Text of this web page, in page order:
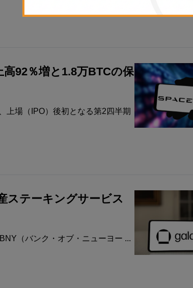
92％増と1.8万BTCの保
上場（IPO）後初となる第2四半期
ステーキングサービス
（バンク・オブ・ニューヨー ...